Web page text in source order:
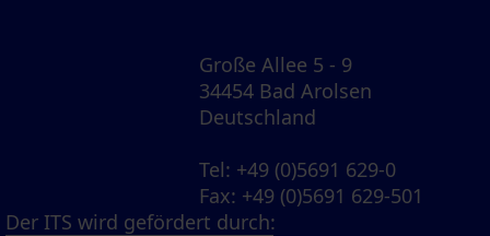
Große Allee 5 - 9
34454 Bad Arolsen
Deutschland
Tel: +49 (0)5691 629-0
Fax: +49 (0)5691 629-501
Der ITS wird gefördert durch: